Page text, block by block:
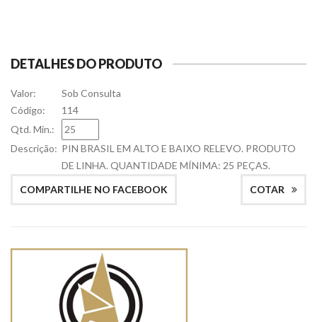
DETALHES DO PRODUTO
Valor:
Sob Consulta
Código:
114
Qtd. Min.:
Descrição: PIN BRASIL EM ALTO E BAIXO RELEVO. PRODUTO
DE LINHA. QUANTIDADE MÍNIMA: 25 PEÇAS.
COTAR
COMPARTILHE NO FACEBOOK